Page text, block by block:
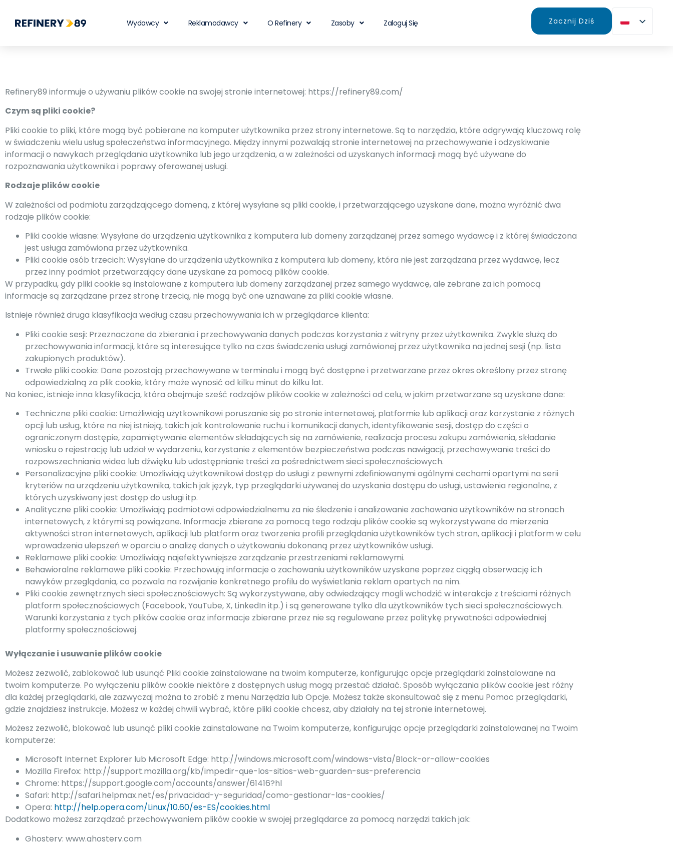
Wydawcy Reklamodawcy O Refinery Zasoby Zaloguj Się Zacznij Dziś
Refinery89 informuje o używaniu plików cookie na swojej stronie internetowej: https://refinery89.com/
Czym są pliki cookie?
Pliki cookie to pliki, które mogą być pobierane na komputer użytkownika przez strony internetowe. Są to narzędzia, które odgrywają kluczową rolę
w świadczeniu wielu usług społeczeństwa informacyjnego. Między innymi pozwalają stronie internetowej na przechowywanie i odzyskiwanie
informacji o nawykach przeglądania użytkownika lub jego urządzenia, a w zależności od uzyskanych informacji mogą być używane do
rozpoznawania użytkownika i poprawy oferowanej usługi.
Rodzaje plików cookie
W zależności od podmiotu zarządzającego domeną, z której wysyłane są pliki cookie, i przetwarzającego uzyskane dane, można wyróżnić dwa
rodzaje plików cookie:
Pliki cookie własne: Wysyłane do urządzenia użytkownika z komputera lub domeny zarządzanej przez samego wydawcę i z której świadczona
jest usługa zamówiona przez użytkownika.
Pliki cookie osób trzecich: Wysyłane do urządzenia użytkownika z komputera lub domeny, która nie jest zarządzana przez wydawcę, lecz
przez inny podmiot przetwarzający dane uzyskane za pomocą plików cookie.
W przypadku, gdy pliki cookie są instalowane z komputera lub domeny zarządzanej przez samego wydawcę, ale zebrane za ich pomocą
informacje są zarządzane przez stronę trzecią, nie mogą być one uznawane za pliki cookie własne.
Istnieje również druga klasyfikacja według czasu przechowywania ich w przeglądarce klienta:
Pliki cookie sesji: Przeznaczone do zbierania i przechowywania danych podczas korzystania z witryny przez użytkownika. Zwykle służą do
przechowywania informacji, które są interesujące tylko na czas świadczenia usługi zamówionej przez użytkownika na jednej sesji (np. lista
zakupionych produktów).
Trwałe pliki cookie: Dane pozostają przechowywane w terminalu i mogą być dostępne i przetwarzane przez okres określony przez stronę
odpowiedzialną za plik cookie, który może wynosić od kilku minut do kilku lat.
Na koniec, istnieje inna klasyfikacja, która obejmuje sześć rodzajów plików cookie w zależności od celu, w jakim przetwarzane są uzyskane dane:
Techniczne pliki cookie: Umożliwiają użytkownikowi poruszanie się po stronie internetowej, platformie lub aplikacji oraz korzystanie z różnych
opcji lub usług, które na niej istnieją, takich jak kontrolowanie ruchu i komunikacji danych, identyfikowanie sesji, dostęp do części o
ograniczonym dostępie, zapamiętywanie elementów składających się na zamówienie, realizacja procesu zakupu zamówienia, składanie
wniosku o rejestrację lub udział w wydarzeniu, korzystanie z elementów bezpieczeństwa podczas nawigacji, przechowywanie treści do
rozpowszechniania wideo lub dźwięku lub udostępnianie treści za pośrednictwem sieci społecznościowych.
Personalizacyjne pliki cookie: Umożliwiają użytkownikowi dostęp do usługi z pewnymi zdefiniowanymi ogólnymi cechami opartymi na serii
kryteriów na urządzeniu użytkownika, takich jak język, typ przeglądarki używanej do uzyskania dostępu do usługi, ustawienia regionalne, z
których uzyskiwany jest dostęp do usługi itp.
Analityczne pliki cookie: Umożliwiają podmiotowi odpowiedzialnemu za nie śledzenie i analizowanie zachowania użytkowników na stronach
internetowych, z którymi są powiązane. Informacje zbierane za pomocą tego rodzaju plików cookie są wykorzystywane do mierzenia
aktywności stron internetowych, aplikacji lub platform oraz tworzenia profili przeglądania użytkowników tych stron, aplikacji i platform w celu
wprowadzenia ulepszeń w oparciu o analizę danych o użytkowaniu dokonaną przez użytkowników usługi.
Reklamowe pliki cookie: Umożliwiają najefektywniejsze zarządzanie przestrzeniami reklamowymi.
Behawioralne reklamowe pliki cookie: Przechowują informacje o zachowaniu użytkowników uzyskane poprzez ciągłą obserwację ich
nawyków przeglądania, co pozwala na rozwijanie konkretnego profilu do wyświetlania reklam opartych na nim.
Pliki cookie zewnętrznych sieci społecznościowych: Są wykorzystywane, aby odwiedzający mogli wchodzić w interakcje z treściami różnych
platform społecznościowych (Facebook, YouTube, X, LinkedIn itp.) i są generowane tylko dla użytkowników tych sieci społecznościowych.
Warunki korzystania z tych plików cookie oraz informacje zbierane przez nie są regulowane przez politykę prywatności odpowiedniej
platformy społecznościowej.
Wyłączanie i usuwanie plików cookie
Możesz zezwolić, zablokować lub usunąć Pliki cookie zainstalowane na twoim komputerze, konfigurując opcje przeglądarki zainstalowane na
twoim komputerze. Po wyłączeniu plików cookie niektóre z dostępnych usług mogą przestać działać. Sposób wyłączania plików cookie jest różny
dla każdej przeglądarki, ale zazwyczaj można to zrobić z menu Narzędzia lub Opcje. Możesz także skonsultować się z menu Pomoc przeglądarki,
gdzie znajdziesz instrukcje. Możesz w każdej chwili wybrać, które pliki cookie chcesz, aby działały na tej stronie internetowej.
Możesz zezwolić, blokować lub usunąć pliki cookie zainstalowane na Twoim komputerze, konfigurując opcje przeglądarki zainstalowanej na Twoim
komputerze:
Microsoft Internet Explorer lub Microsoft Edge: http://windows.microsoft.com/windows-vista/Block-or-allow-cookies
Mozilla Firefox: http://support.mozilla.org/kb/impedir-que-los-sitios-web-guarden-sus-preferencia
Chrome: https://support.google.com/accounts/answer/61416?hl
Safari: http://safari.helpmax.net/es/privacidad-y-seguridad/como-gestionar-las-cookies/
Opera: http://help.opera.com/Linux/10.60/es-ES/cookies.html
Dodatkowo możesz zarządzać przechowywaniem plików cookie w swojej przeglądarce za pomocą narzędzi takich jak:
Ghostery: www.ghostery.com